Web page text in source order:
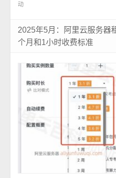
动
2025年5月：阿里云服务器
个月和1小时收费标准